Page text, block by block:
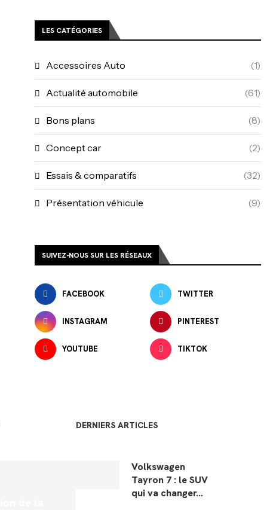
LES CATÉGORIES
Accessoires Auto (1)
Actualité automobile (61)
Bons plans (8)
Concept car (2)
Essais & comparatifs (32)
Présentation véhicule (9)
SUIVEZ-NOUS SUR LES RÉSEAUX
FACEBOOK TWITTER
INSTAGRAM PINTEREST
YOUTUBE TIKTOK
DERNIERS ARTICLES
Volkswagen
Tayron 7 : le SUV
qui va changer...